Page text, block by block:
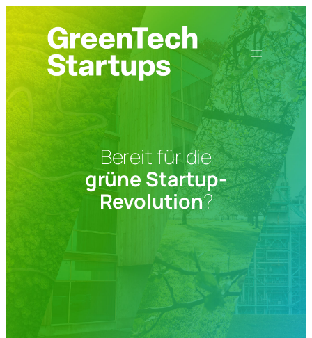
springen
Bereit für die
grüne Startup-
Revolution?